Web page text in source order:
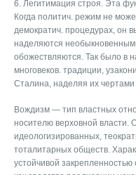
6. Легитимация строя. Эта
Когда политич. режим не
демократич. процедурах, он
наделяются
обожествляются. Так было в
многовеков. традиции,
Сталина, наделяя их
Вождизм — тип властных
носителю верховной власти.
идеологизированных,
тоталитарных обществ.
устойчивой